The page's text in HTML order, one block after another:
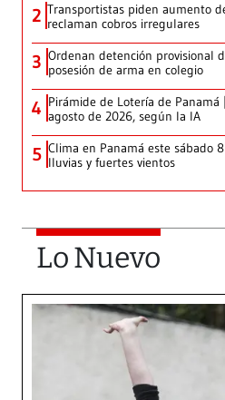
2 Transportistas piden aumento
reclaman cobros irregulares
3 Ordenan detención provisional
posesión de arma en colegio
4 Pirámide de Lotería de
agosto de 2026, según la IA
5 Clima en Panamá este sábado
lluvias y fuertes vientos
Lo Nuevo